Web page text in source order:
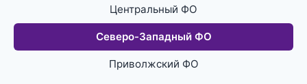
Центральный ФО
Северо-Западный ФО
Приволжский ФО